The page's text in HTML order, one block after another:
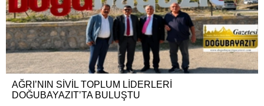
AĞRI’NIN SİVİL TOPLUM LİDERLERİ
DOĞUBAYAZIT’TA BULUŞTU